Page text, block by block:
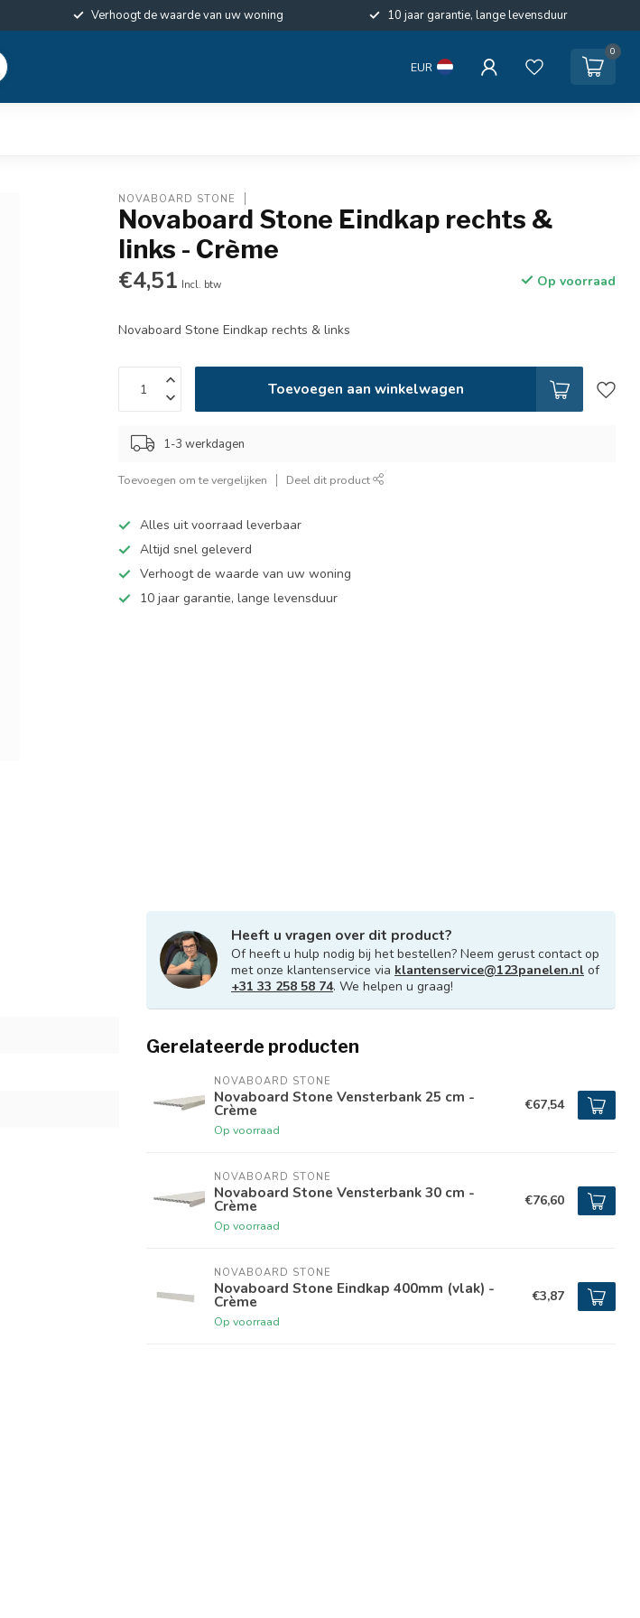
Verhoogt de waarde van uw woning 10 jaar garantie, lange levensduur
EUR
0
NOVABOARD STONE
Novaboard Stone Eindkap rechts &
links - Crème
€4,51 Incl. btw Op voorraad
Novaboard Stone Eindkap rechts & links
Toevoegen aan winkelwagen
1-3 werkdagen
Toevoegen om te vergelijken Deel dit product
Alles uit voorraad leverbaar
Altijd snel geleverd
Verhoogt de waarde van uw woning
10 jaar garantie, lange levensduur
Heeft u vragen over dit product?
Of heeft u hulp nodig bij het bestellen? Neem gerust contact op
met onze klantenservice via klantenservice@123panelen.nl of
+31 33 258 58 74. We helpen u graag!
Gerelateerde producten
NOVABOARD STONE
Novaboard Stone Vensterbank 25 cm -
Crème
Op voorraad
€67,54
NOVABOARD STONE
Novaboard Stone Vensterbank 30 cm -
Crème
Op voorraad
€76,60
NOVABOARD STONE
Novaboard Stone Eindkap 400mm (vlak) -
Crème
Op voorraad
€3,87